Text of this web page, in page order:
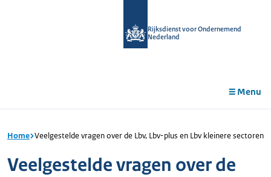
Rijksdienst voor Ondernemend
Nederland
Menu
Home Veelgestelde vragen over de Lbv, Lbv-plus en Lbv kleinere sectoren
Veelgestelde vragen over de